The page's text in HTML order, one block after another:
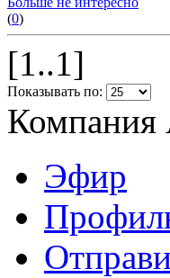
(0)
[1..1]
Показывать по:
Эфир